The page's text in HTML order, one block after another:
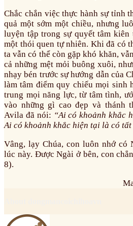
Chắc chắn việc thực hành sự tỉnh
quả một sớm một chiều, nhưng
luyện tập trong sự quyết tâm
một thói quen tự nhiên. Khi đã có
ta vẫn có thể còn gặp khó khăn,
cả những mệt mỏi buông xuôi,
nhạy bén trước sự hướng dẫn của
làm tâm điểm quy chiếu mọi sinh
trung mọi năng lực, từ tâm tình,
vào những gì cao đẹp và thánh
Avila đã nói: “Ai có khoảnh khắc
Ai có khoảnh khắc hiện tại là có tất
Vâng, lạy Chúa, con luôn nhớ có
lúc này. Được Ngài ở bên, con
8).